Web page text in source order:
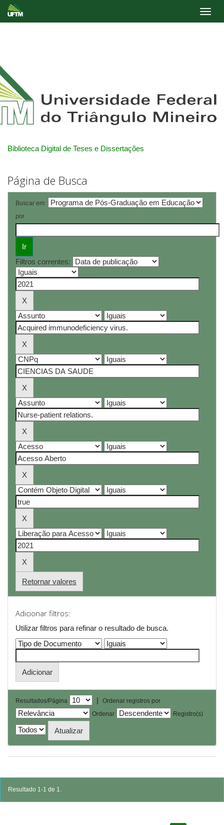
Biblioteca Digital de Teses e Dissertações
Página de Busca
Buscar em:
por
Filtros correntes:
Retornar valores
Adicionar filtros:
Utilizar filtros para refinar o resultado de busca.
Resultados/Página |
Ordenar registros por
Ordenar
Registro(s)
Resultado 1-1 de 1.